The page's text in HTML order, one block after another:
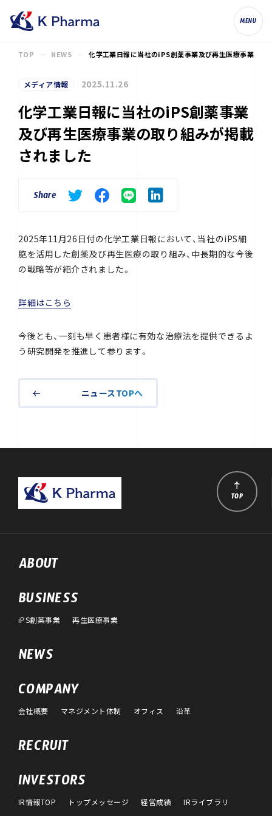
株式会社ケイファーマ（K Pharma, Inc.
MENU
TOP NEWS 化学工業日報に当社のiPS創薬事業及び再生医療事業の取
メディア情報 2025.11.26
化学工業日報に当社のiPS創薬事業
及び再生医療事業の取り組みが掲載
されました
Share
2025年11月26日付の化学工業日報において、当社のiPS細
胞を活用した創薬及び再生医療の取り組み、中長期的な今後
の戦略等が紹介されました。
詳細はこちら
今後とも、一刻も早く患者様に有効な治療法を提供できるよ
う研究開発を推進して参ります。
ニュースTOPへ
ABOUT
BUSINESS
iPS創薬事業 再生医療事業
NEWS
COMPANY
会社概要 マネジメント体制 オフィス 沿革
RECRUIT
INVESTORS
IR情報TOP トップメッセージ 経営成績
IRライブラリ
TOP